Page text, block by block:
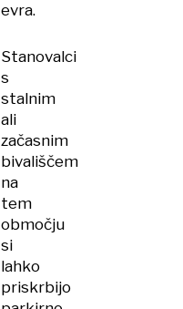
evra.
Stanovalci
s
stalnim
ali
začasnim
bivališčem
na
tem
območju
si
lahko
priskrbijo